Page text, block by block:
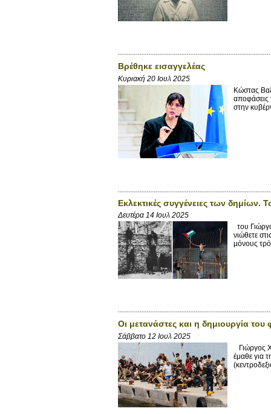
Βρέθηκε εισαγγελέας
Κυριακή 20 Ιουλ 2025
Κώστας
αποφάσεις
στην
Εκλεκτικές συγγένειες των
Δευτέρα 14 Ιουλ 2025
του
νιώθετε
μόνους
Οι μετανάστες και η δημιουργία του
Σάββατο 12 Ιουλ 2025
Γιώργος
έμαθε για